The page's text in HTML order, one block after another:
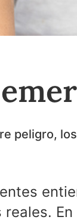
peligro,